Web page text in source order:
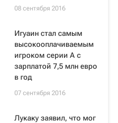
08 сентября 2016
Игуаин стал самым
высокооплачиваемым
игроком серии А с
зарплатой 7,5 млн евро
в год
07 сентября 2016
Лукаку заявил, что мог